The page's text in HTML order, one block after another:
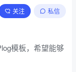
关注 私信
模板，希望能够